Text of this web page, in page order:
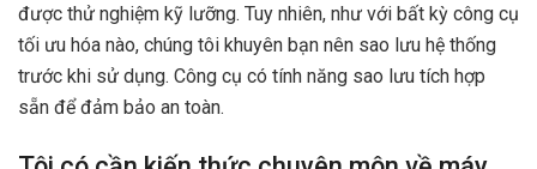
được thử nghiệm kỹ lưỡng. Tuy nhiên, như với bất kỳ công cụ
tối ưu hóa nào, chúng tôi khuyên bạn nên sao lưu hệ thống
trước khi sử dụng. Công cụ có tính năng sao lưu tích hợp
sẵn để đảm bảo an toàn.